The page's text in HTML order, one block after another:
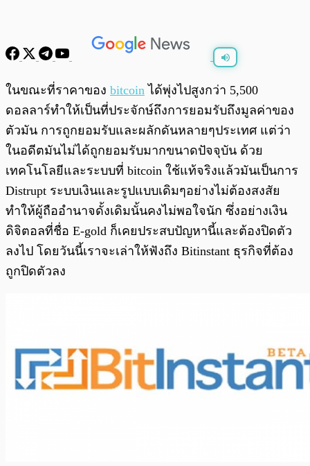
พร้อมเล่น
ในขณะที่ราคาของ bitcoin ได้พุ่งไปสูงกว่า 5,500
ดอลลาร์ทำให้เป็นที่ประจักษ์ถึงการยอมรับถึงมูลค่าของ
ตัวมัน การถูกยอมรับและผลักดันหลายๆประเทศ แต่ว่า
ในอดีตมันไม่ได้ถูกยอมรับมากขนาดปัจจุบัน ด้วย
เทคโนโลยีและระบบที่ bitcoin ใช้แท้จริงแล้วมันเป็นการ
Distrupt ระบบเงินและรูปแบบเดิมๆอย่างไม่ต้องสงสัย
ทำให้ผู้ถืออำนาจดั้งเดิมนั้นคงไม่พอใจนัก ซึ่งอย่างเงิน
ดิจิตอลที่ชื่อ E-gold ก็เคยประสบปัญหานี้และต้องปิดตัว
ลงไป โดยวันนี้เราจะเล่าให้ฟังถึง Bitinstant ธุรกิจที่ต้อง
ถูกปิดตัวลง